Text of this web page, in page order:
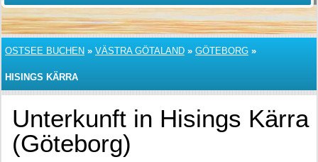
OSTSEE BUCHEN » VÄSTRA GÖTALAND » GÖTEBORG »
HISINGS KÄRRA
Unterkunft in Hisings Kärra
(Göteborg)